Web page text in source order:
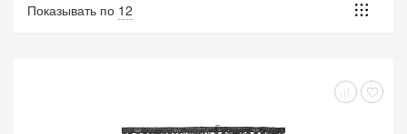
Показывать по 12